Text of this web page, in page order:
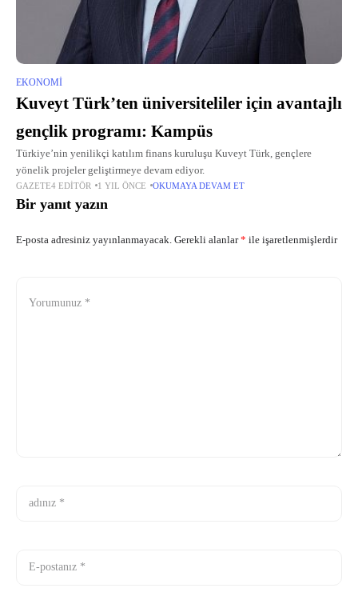
EKONOMI
Kuveyt Türk’ten üniversiteliler için avantajlı
gençlik programı: Kampüs
Türkiye’nin yenilikçi katılım finans kuruluşu Kuveyt Türk, gençlere
yönelik projeler geliştirmeye devam ediyor.
GAZETE4 EDITÖR 1 YIL ÖNCE OKUMAYA DEVAM ET
Bir yanıt yazın
E-posta adresiniz yayınlanmayacak. Gerekli alanlar* ile işaretlenmişlerdir